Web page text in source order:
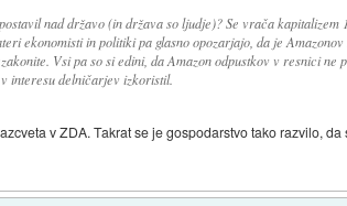
nad državo (in država so ljudje)? Se vrača kapitalizem
ekonomisti in politiki pa glasno opozarjajo, da je Amazonov
Vsi pa so si edini, da Amazon odpustkov v resnici ne
interesu delničarjev izkoristil.
v ZDA. Takrat se je gospodarstvo tako razvilo,